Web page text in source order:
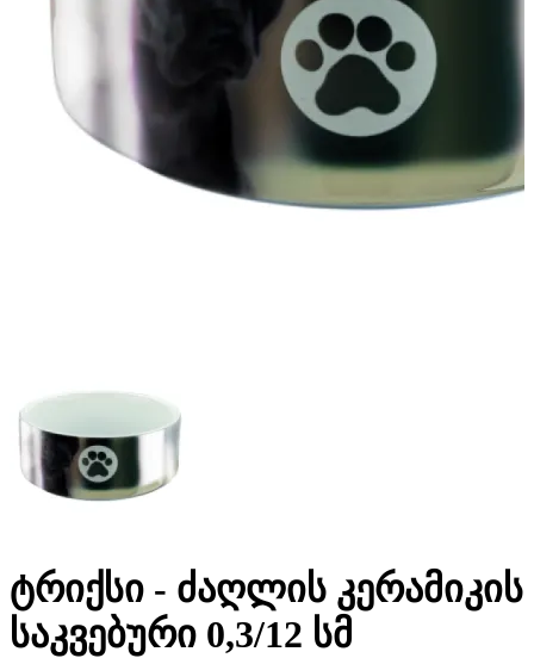
ტრიქსი - ძაღლის კერამიკის
საკვებური 0,3/12 სმ